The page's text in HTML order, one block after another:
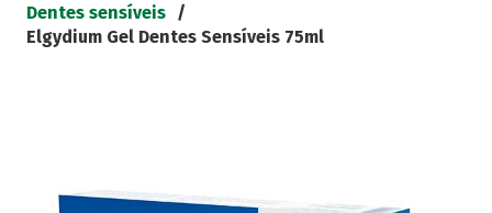
Dentes sensíveis /
Elgydium Gel Dentes Sensíveis 75ml